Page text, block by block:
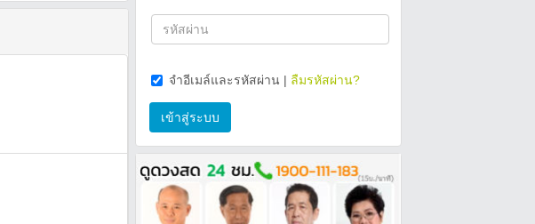
จำอีเมล์และรหัสผ่าน | ลืมรหัสผ่าน?
เข้าสู่ระบบ